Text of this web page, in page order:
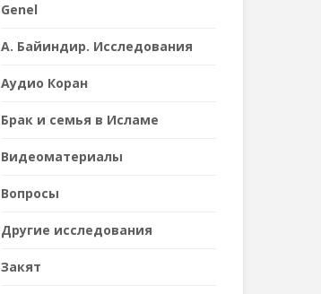
Genel
А. Байиндир. Исследования
Аудио Коран
Брак и семья в Исламе
Видеоматериалы
Вопросы
Другие исследования
Закят